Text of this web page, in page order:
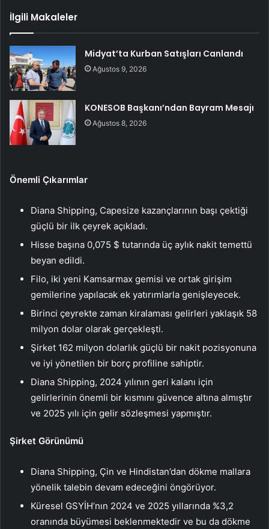
İlgili Makaleler
Midyat’ta Kurban Satışları Canlandı
Ağustos 9, 2026
KONESOB Başkanı’ndan Bayram Mesajı
Ağustos 8, 2026
Önemli Çıkarımlar
Diana Shipping, Capesize kazançlarının başı çektiği
güçlü bir ilk çeyrek açıkladı.
Hisse başına 0,075 $ tutarında üç aylık nakit temettü
beyan edildi.
Filo, iki yeni Kamsarmax gemisi ve ortak girişim
gemilerine yapılacak ek yatırımlarla genişleyecek.
Birinci çeyrekte zaman kiralaması gelirleri yaklaşık 58
milyon dolar olarak gerçekleşti.
Şirket 162 milyon dolarlık güçlü bir nakit pozisyonuna
ve iyi yönetilen bir borç profiline sahiptir.
Diana Shipping, 2024 yılının geri kalanı için
gelirlerinin önemli bir kısmını güvence altına almıştır
ve 2025 yılı için gelir sözleşmesi yapmıştır.
Şirket Görünümü
Diana Shipping, Çin ve Hindistan’dan dökme mallara
yönelik talebin devam edeceğini öngörüyor.
Küresel GSYİH’nın 2024 ve 2025 yıllarında %3,2
oranında büyümesi beklenmektedir ve bu da dökme